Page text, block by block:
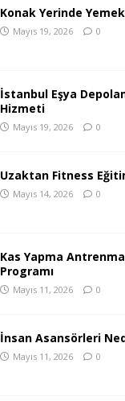
Konak Yerinde
Mayıs 19, 2026 0
İstanbul Eşya
Hizmeti
Mayıs 19, 2026 0
Uzaktan Fitness
Mayıs 14, 2026 0
Kas Yapma
Programı
Mayıs 11, 2026 0
İnsan Asansörleri
Mayıs 11, 2026 0